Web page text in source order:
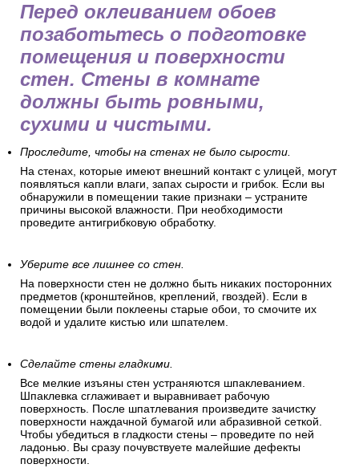
Перед оклеиванием обоев
позаботьтесь о подготовке
помещения и поверхности
стен. Стены в комнате
должны быть ровными,
сухими и чистыми.
Проследите, чтобы на стенах не было сырости.
На стенах, которые имеют внешний контакт с улицей, могут
появляться капли влаги, запах сырости и грибок. Если вы
обнаружили в помещении такие признаки – устраните
причины высокой влажности. При необходимости
проведите антигрибковую обработку.
Уберите все лишнее со стен.
На поверхности стен не должно быть никаких посторонних
предметов (кронштейнов, креплений, гвоздей). Если в
помещении были поклеены старые обои, то смочите их
водой и удалите кистью или шпателем.
Сделайте стены гладкими.
Все мелкие изъяны стен устраняются шпаклеванием.
Шпаклевка сглаживает и выравнивает рабочую
поверхность. После шпатлевания произведите зачистку
поверхности наждачной бумагой или абразивной сеткой.
Чтобы убедиться в гладкости стены – проведите по ней
ладонью. Вы сразу почувствуете малейшие дефекты
поверхности.